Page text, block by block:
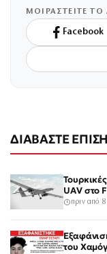
ΜΟΙΡΑΣΤΕΙΤΕ
Facebook
ΔΙΑΒΑΣΤΕ
UAV στο
πριν από 8
του